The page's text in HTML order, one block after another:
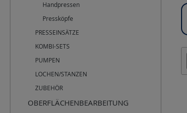
Handpressen
Pressköpfe
PRESSEINSÄTZE
KOMBI-SETS
PUMPEN
LOCHEN/STANZEN
ZUBEHÖR
OBERFLÄCHENBEARBEITUNG